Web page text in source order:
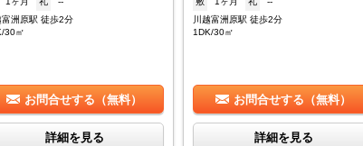
富洲原駅 徒歩2分
30㎡
お問合せする（無料）
詳細を見る
川越富洲原駅 徒歩2分
1DK/30㎡
お問合せする（無料）
詳細を見る